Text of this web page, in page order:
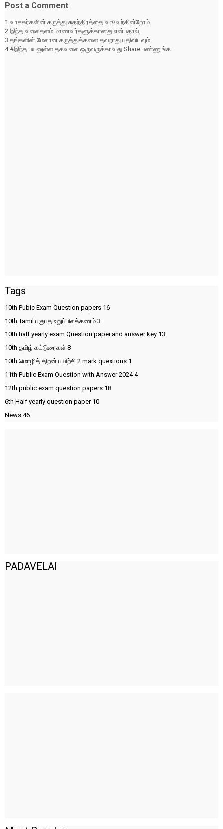
Post a Comment
1.வாசகர்களின் கருத்து சுதந்திரத்தை வரவேற்கின்றோம்.
2.இந்த வலைதளம் மாணவர்களுக்கானது என்பதால்,
3.தங்களின் மேலான கருத்துக்களை தவறாது பதிவிடவும்.
4.#இந்த பயனுள்ள தகவலை ஒருவருக்காவது Share பண்ணுங்க.
Tags
10th Pubic Exam Question papers 16
10th Tamil பகுபத உறுப்பிலக்கணம் 3
10th half yearly exam Question paper and answer key 13
10th தமிழ் கட்டுரைகள் 8
10th மொழித் திறன் பயிற்சி 2 mark questions 1
11th Public Exam Question with Answer 20244
12th public exam question papers 18
6th Half yearly question paper 10
News 46
PADAVELAI